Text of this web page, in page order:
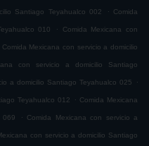
Santiago Teyahualco 002 . Comida
010 . Comida Mexicana con
Comida Mexicana con servicio a domicilio
con servicio a domicilio Santiago
a domicilio Santiago Teyahualco 025 .
Teyahualco 012 . Comida Mexicana
069 . Comida Mexicana con servicio a
con servicio a domicilio Santiago